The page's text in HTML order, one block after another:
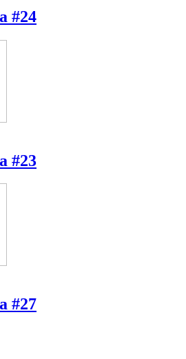
#24
#23
#27